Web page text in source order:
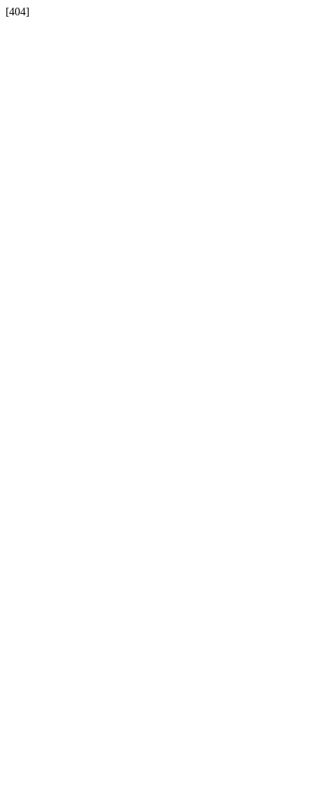
[404]